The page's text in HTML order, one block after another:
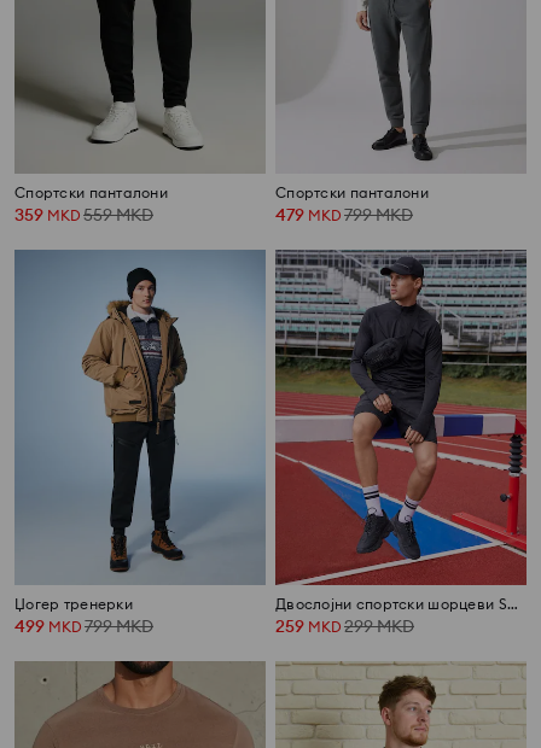
Спортски панталони
359 MKD 559MKD
Спортски панталони
479 MKD 799MKD
Џогер тренерки
499 MKD 799MKD
Двослојни спортски шорцеви SNSY PERFORMANCE
259 MKD 299MKD